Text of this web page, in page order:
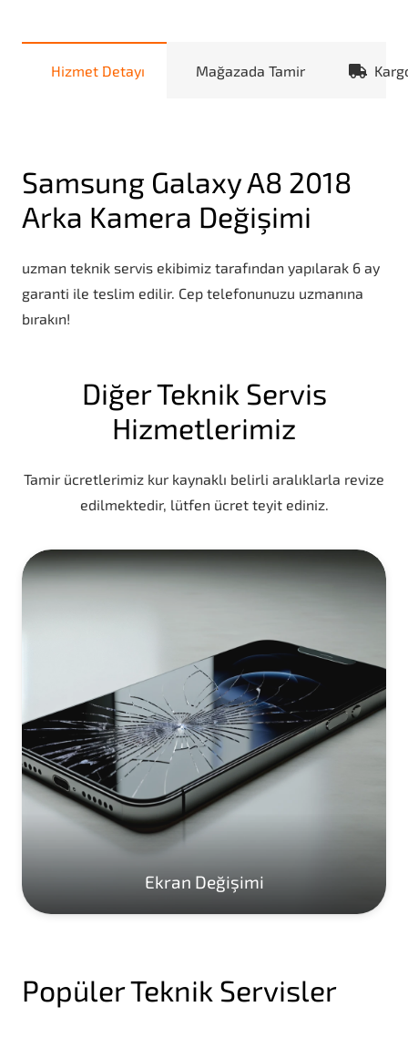
Hizmet Detayı Mağazada Tamir
Samsung Galaxy A8 2018
Arka Kamera Değişimi
uzman teknik servis ekibimiz tarafından yapılarak 6 ay
garanti ile teslim edilir. Cep telefonunuzu uzmanına
bırakın!
Diğer Teknik Servis
Hizmetlerimiz
Tamir ücretlerimiz kur kaynaklı belirli aralıklarla revize
edilmektedir, lütfen ücret teyit ediniz.
Ekran Değişimi
Popüler Teknik Servisler